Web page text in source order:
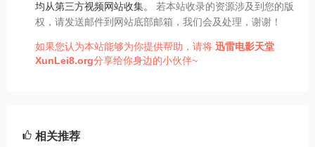
均从第三方视频网站收集。 若本站收录的资源涉及到您的版
权，请发送邮件到网站底部邮箱，我们会及处理，谢谢！
如果您认为本站能够为你提供帮助，请将 迅雷电影天堂
XunLei8.org分享给你身边的小伙伴~
相关推荐